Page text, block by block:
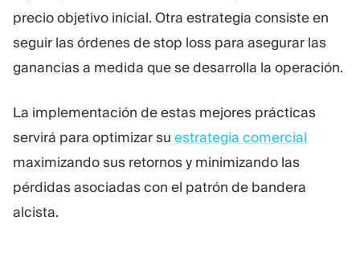
precio objetivo inicial. Otra estrategia consiste en
seguir las órdenes de stop loss para asegurar las
ganancias a medida que se desarrolla la operación.
La implementación de estas mejores prácticas
servirá para optimizar su estrategia comercial
maximizando sus retornos y minimizando las
pérdidas asociadas con el patrón de bandera
alcista.